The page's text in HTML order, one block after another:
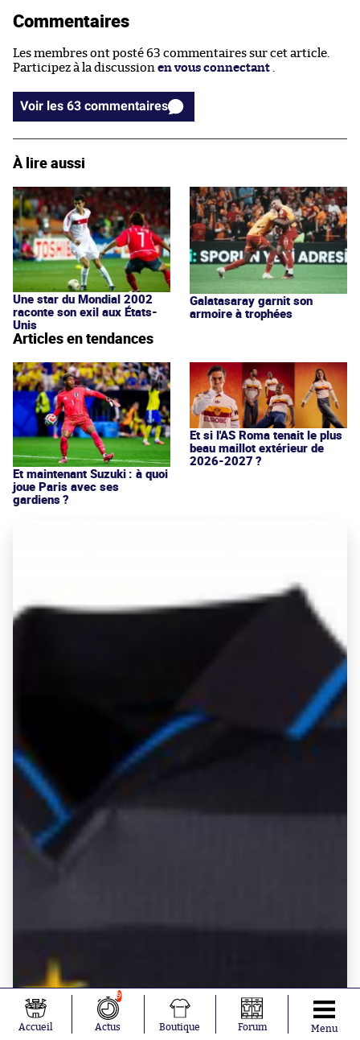
Commentaires
Les membres ont posté 63 commentaires sur cet article.
Participez à la discussion en vous connectant
Voir les 63 commentaires
À lire aussi
Une star du Mondial 2002
raconte son exil aux États-
Unis
Galatasaray garnit son
armoire à trophées
Articles en tendances
Et maintenant Suzuki : à quoi
joue Paris avec ses
gardiens ?
Et si l'AS Roma tenait le plus
beau maillot extérieur de
2026-2027 ?
Accueil
9
Actus Boutique Forum Menu